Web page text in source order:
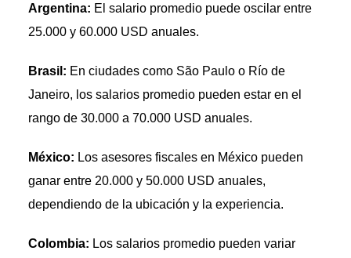
Argentina: El salario promedio puede oscilar entre
25.000 y 60.000 USD anuales.
Brasil: En ciudades como São Paulo o Río de
Janeiro, los salarios promedio pueden estar en el
rango de 30.000 a 70.000 USD anuales.
México: Los asesores fiscales en México pueden
ganar entre 20.000 y 50.000 USD anuales,
dependiendo de la ubicación y la experiencia.
Colombia: Los salarios promedio pueden variar